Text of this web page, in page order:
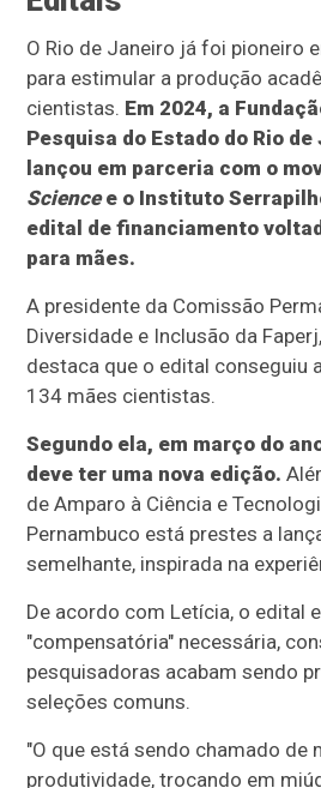
O Rio de Janeiro já foi pioneiro
para estimular a produção
cientistas. Em 2024, a
Pesquisa do Estado do Rio
lançou em parceria com o
Sciencee o Instituto
edital de financiamento
para mães.
A presidente da Comissão
Diversidade e Inclusão da
destaca que o edital conseguiu
134 mães cientistas.
Segundo ela, em março do
deve ter uma nova edição.
de Amparo à Ciência e
Pernambuco está prestes a
semelhante, inspirada na
De acordo com Letícia, o edital
"compensatória" necessária,
pesquisadoras acabam sendo
seleções comuns.
"O que está sendo chamado de
produtividade, trocando em